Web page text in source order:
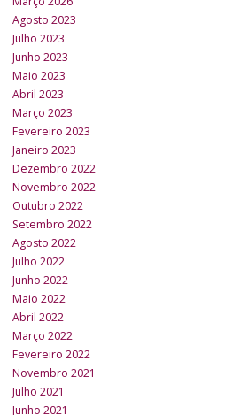
Agosto 2023
Julho 2023
Junho 2023
Maio 2023
Abril 2023
Março 2023
Fevereiro 2023
Janeiro 2023
Dezembro 2022
Novembro 2022
Outubro 2022
Setembro 2022
Agosto 2022
Julho 2022
Junho 2022
Maio 2022
Abril 2022
Março 2022
Fevereiro 2022
Novembro 2021
Julho 2021
Junho 2021